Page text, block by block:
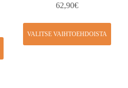
62,90€
VALITSE VAIHTOEHDOISTA